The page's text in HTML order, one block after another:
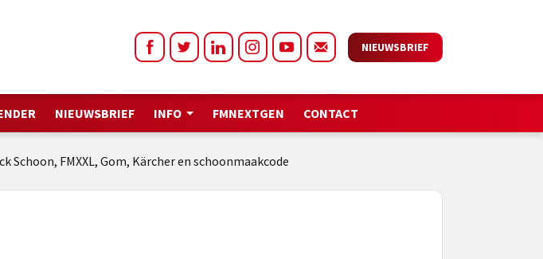
NIEUWSBRIEF
NIEUWSBRIEF INFO FMNEXTGEN CONTACT
Schoon, FMXXL, Gom, Kärcher en schoonmaakcode